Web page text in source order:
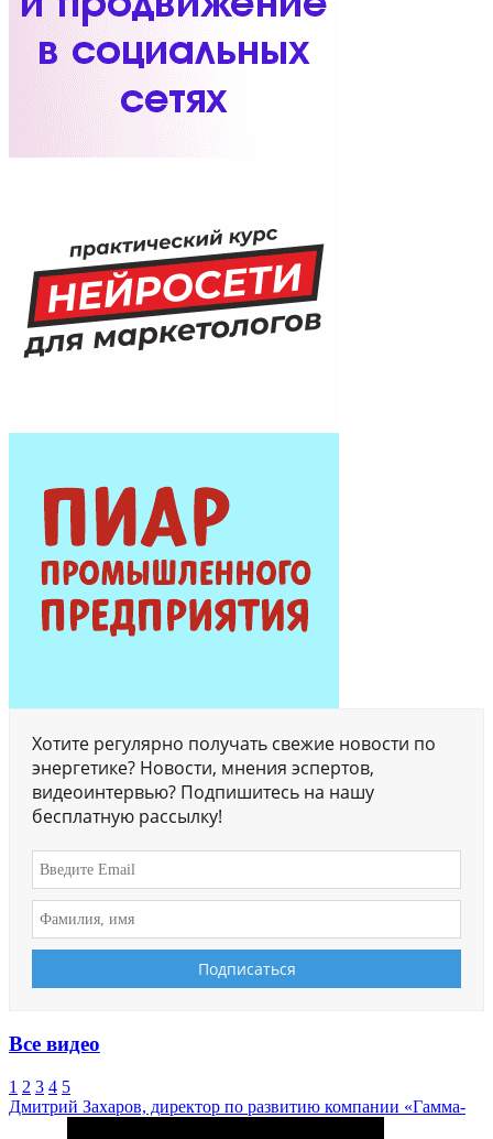
Хотите регулярно получать свежие новости по
энергетике? Новости, мнения эспертов,
видеоинтервью? Подпишитесь на нашу
бесплатную рассылку!
Все видео
1 2 3 4 5
Дмитрий Захаров, директор по развитию компании «Гамма-